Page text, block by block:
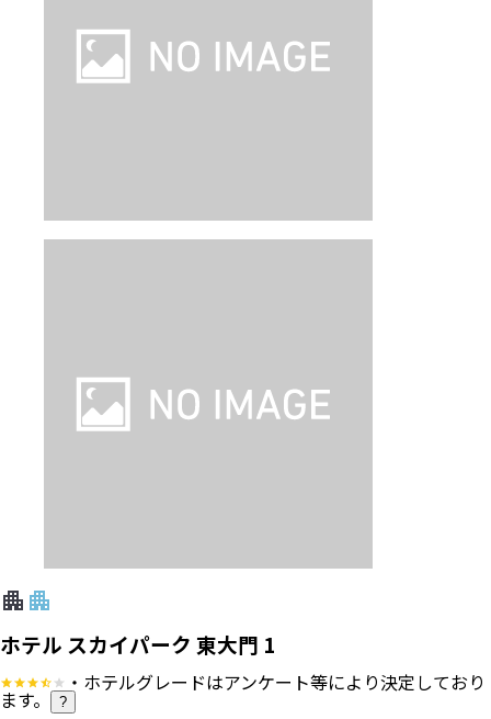
ホテル スカイパーク 東大門 1
・ホテルグレードはアンケート等により決定しており
ます。 ?